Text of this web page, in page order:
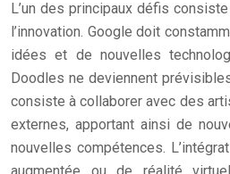
L’un des principaux défis
l’innovation. Google doit
idées et de nouvelles
Doodles ne deviennent
consiste à collaborer avec des
externes, apportant ainsi de
nouvelles compétences.